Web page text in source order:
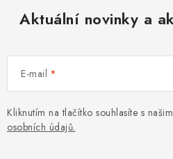
Aktuální novinky a
E-mail
Kliknutím na tlačítko souhlasíte s
osobních údajů.